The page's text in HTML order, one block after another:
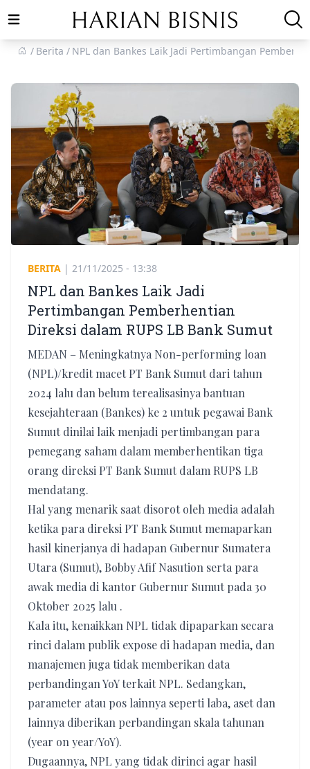
Open main menu
Berita
NPL dan Bankes Laik Jadi Pertimbangan
BERITA | 21/11/2025 - 13:38
NPL dan Bankes Laik Jadi
Pertimbangan Pemberhentian
Direksi dalam RUPS LB Bank Sumut
MEDAN – Meningkatnya Non-performing loan
(NPL)/kredit macet PT Bank Sumut dari tahun
2024 lalu dan belum terealisasinya bantuan
kesejahteraan (Bankes) ke 2 untuk pegawai Bank
Sumut dinilai laik menjadi pertimbangan para
pemegang saham dalam memberhentikan tiga
orang direksi PT Bank Sumut dalam RUPS LB
mendatang.
Hal yang menarik saat disorot oleh media adalah
ketika para direksi PT Bank Sumut memaparkan
hasil kinerjanya di hadapan Gubernur Sumatera
Utara (Sumut), Bobby Afif Nasution serta para
awak media di kantor Gubernur Sumut pada 30
Oktober 2025 lalu .
Kala itu, kenaikkan NPL tidak dipaparkan secara
rinci dalam publik expose di hadapan media, dan
manajemen juga tidak memberikan data
perbandingan YoY terkait NPL. Sedangkan,
parameter atau pos lainnya seperti laba, aset dan
lainnya diberikan perbandingan skala tahunan
(year on year/YoY).
Dugaannya, NPL yang tidak dirinci agar hasil